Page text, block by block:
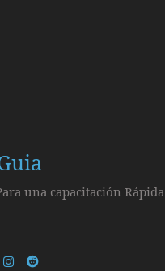
una capacitación Rápida